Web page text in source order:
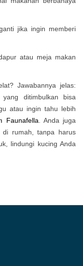
jika ingin memberi
atau meja makan
Jawabannya jelas:
ditimbulkan bisa
atau ingin tahu lebih
Faunafella. Anda juga
di rumah, tanpa harus
lindungi kucing Anda